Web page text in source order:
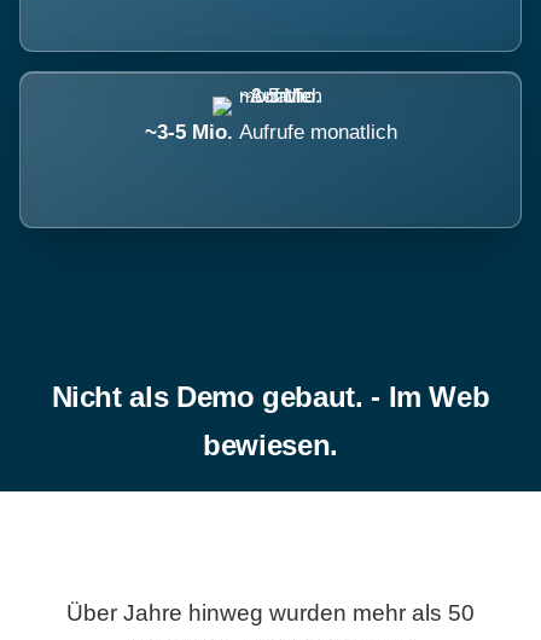
~3-5 Mio. Aufrufe monatlich
Nicht als Demo gebaut. - Im Web
bewiesen.
Über Jahre hinweg wurden mehr als 50